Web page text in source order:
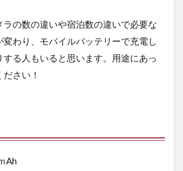
ラの数の違いや宿泊数の違いで必要な
わり、モバイルバッテリーで充電し
する人もいると思います。用途にあっ
さい！
Ah